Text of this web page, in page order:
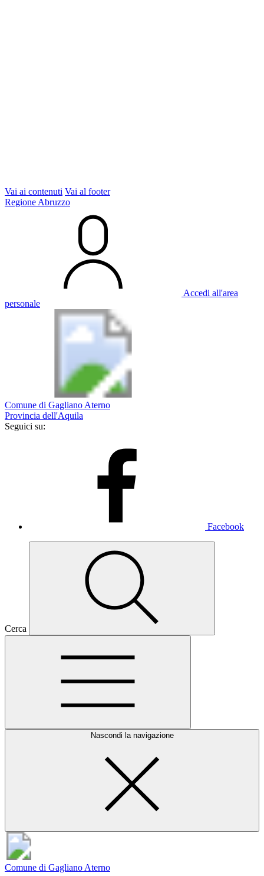
Vai ai contenuti Vai al footer
Regione Abruzzo
Accedi all'area
personale
Comune di Gagliano Aterno
Provincia dell'Aquila
Seguici su:
Facebook
Cerca
Nascondi la navigazione
Comune di Gagliano Aterno